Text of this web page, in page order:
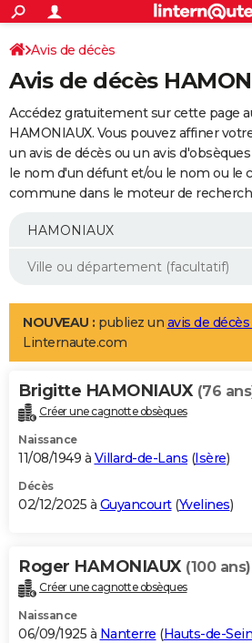
ACTUALITÉS
Politique
Société
Faits Divers
Education
Monde
Villes
+
SPORT
Coupe du monde 2026
Football
Tennis
Cyclisme
Rugby
Forum
Programme TV
TNT
Streaming
Cinéma
Sorties cinéma
Musique
+
FINANCE
Impôts
Immobilier
Risques naturels par ville
Banque
Assurance
Crédit
AUTO
Essais
Réserver un essai
Citadines
Berlines
SUV
Forum auto
+
Mobiles
Meilleur smartphone
Internet
Ordinateurs
Jeux vidéo
Guide high-tech
Aménagement intérieur
LIFESTYLE
Art de vivre
Bien-être
Loisirs
Mode
Modes de vie
Alimentation
Guide de la santé
Maladies
Médicaments
Sommeil
VOYAGE
Destinations
City break
Voyage nature
Voyage de noces
Forum
Climat
+PHOTO
GUIDES D'ACHAT
BONS PLANS
Carte de Noël
Carte Bonne année
Carte Saint-Valentin
Carte Pâques
Carte d'anniversaire
DICTIONNAIRE
Dictionnaire
Biographies
Citations
Expressions
Proverbes
PROGRAMME TV
Avis de décès
Avis de décès
Accédez gratuitement sur cette page
HAMONIAUX. Vous pouvez affiner
un avis de décès ou un avis
le nom d'un défunt et/ou le nom ou le
commune dans le moteur de
NOUVEAU : publiez un avis de
Linternaute.com
Brigitte HAMONIAUX (76
Créer une cagnotte obsèques
Naissance
11/08/1949 à Villard-de-Lans (Isère)
Décès
02/12/2025 à Guyancourt(Yvelines)
Roger HAMONIAUX (100 ans)
Créer une cagnotte obsèques
Naissance
06/09/1925 à Nanterre (Hauts-de-